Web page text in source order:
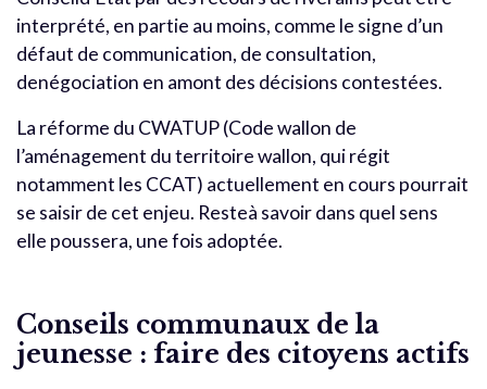
interprété, en partie au moins, comme le signe d’un
défaut de communication, de consultation,
denégociation en amont des décisions contestées.
La réforme du CWATUP (Code wallon de
l’aménagement du territoire wallon, qui régit
notamment les CCAT) actuellement en cours pourrait
se saisir de cet enjeu. Resteà savoir dans quel sens
elle poussera, une fois adoptée.
Conseils communaux de la
jeunesse : faire des citoyens actifs